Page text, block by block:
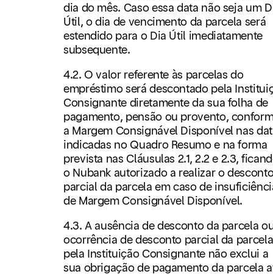
dia do mês. Caso essa data não seja um
Útil, o dia de vencimento da parcela será
estendido para o Dia Útil imediatamente
subsequente.
4.2. O valor referente às parcelas do
empréstimo será descontado pela
Consignante diretamente da sua folha de
pagamento, pensão ou provento,
a Margem Consignável Disponível nas
indicadas no Quadro Resumo e na forma
prevista nas Cláusulas 2.1, 2.2 e 2.3,
o Nubank autorizado a realizar o
parcial da parcela em caso de
de Margem Consignável Disponível.
4.3. A ausência de desconto da parcela
ocorrência de desconto parcial da parcela
pela Instituição Consignante não exclui a
sua obrigação de pagamento da parcela